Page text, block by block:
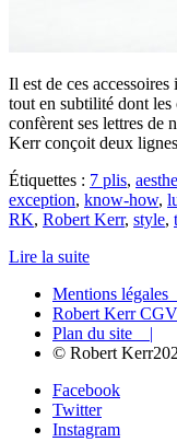
Il est de ces
tout en subtilité dont les
confèrent ses lettres de
Kerr conçoit deux
Étiquettes : 7 plis,
exception, know-how,
RK, Robert Kerr, style,
Lire la suite
Mentions
Robert Kerr
Plan du site |
© Robert
Facebook
Twitter
Instagram